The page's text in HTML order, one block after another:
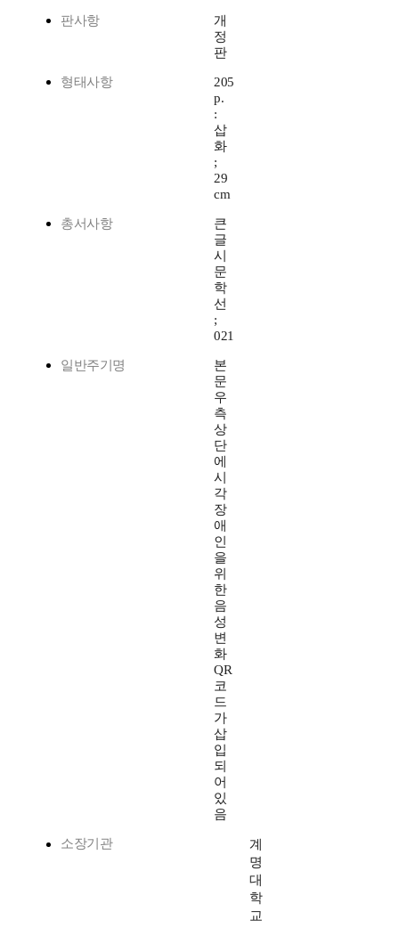
판사항
개
정
판
형태사항
205
p.
:
삽
화
;
29
cm
총서사항
큰
글
시
문
학
선
;
021
일반주기명
본
문
우
측
상
단
에
시
각
장
애
인
을
위
한
음
성
변
화
QR
코
드
가
삽
입
되
어
있
음
소장기관
계
명
대
학
교